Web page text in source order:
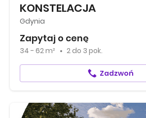
KONSTELACJA
Gdynia
Zapytaj o cenę
34 - 62 m² 2 do 3 pok.
Zadzwoń